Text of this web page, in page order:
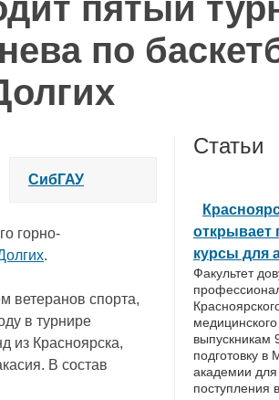
пятый
по
СибГАУ
горно-
.
ветеранов спорта,
в турнире
из Красноярска,
В состав
Статьи
открывает
курсы для
Факультет
выпускникам
подготовку в
академии
поступления